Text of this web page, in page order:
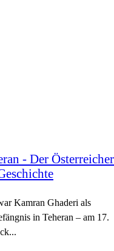
- Der Österreicher
Kamran Ghaderi als
in Teheran – am 17.